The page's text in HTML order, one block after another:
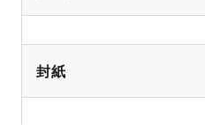
封紙